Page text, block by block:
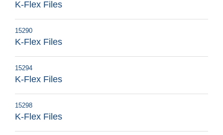
K-Flex Files
15290
K-Flex Files
15294
K-Flex Files
15298
K-Flex Files